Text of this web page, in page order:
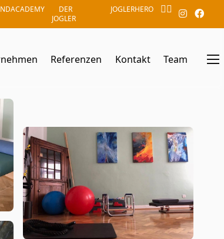
DER
JOGLER
JOGLERHERO
Referenzen Kontakt Team